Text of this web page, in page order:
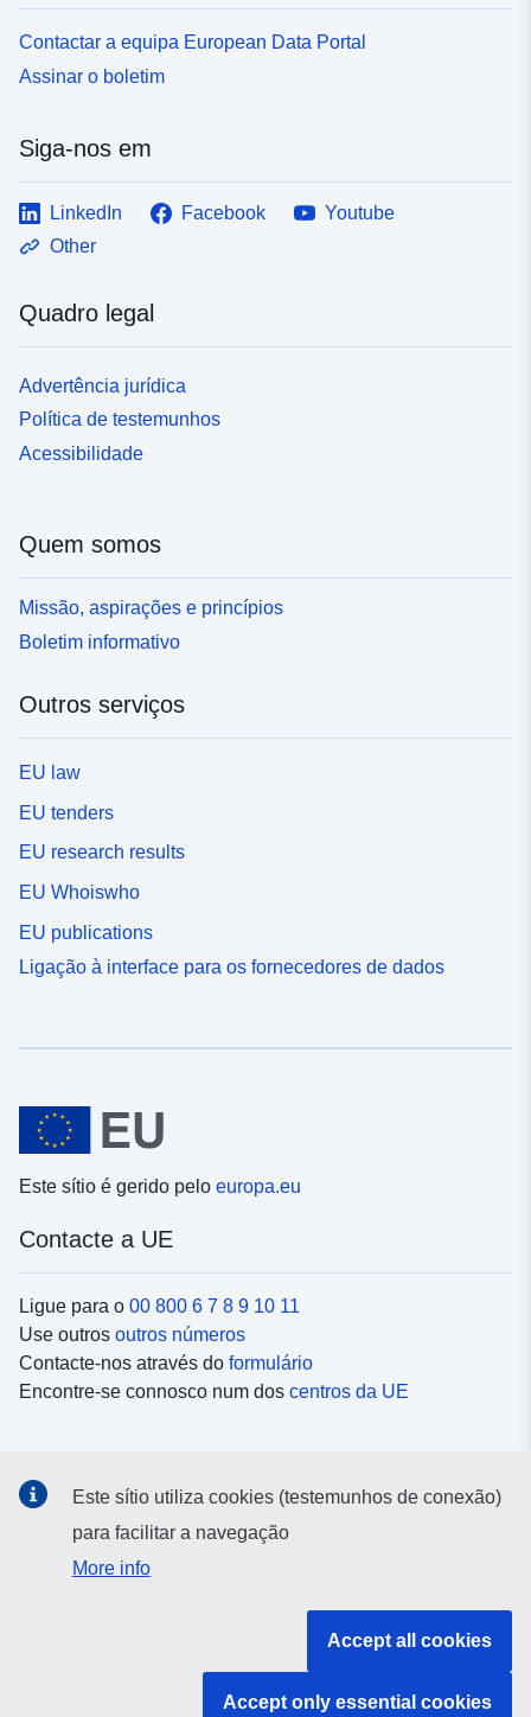
Contactar a equipa European Data Portal
Assinar o boletim
Siga-nos em
LinkedIn Facebook
Youtube
Other
Quadro legal
Advertência jurídica
Política de testemunhos
Acessibilidade
Quem somos
Missão, aspirações e princípios
Boletim informativo
Outros serviços
EU law
EU tenders
EU research results
EU Whoiswho
EU publications
Ligação à interface para os fornecedores de dados
Este sítio é gerido pelo europa.eu
Contacte a UE
Ligue para o 00 800 6 7 8 9 10 11
Use outros outros números
Contacte-nos através do formulário
Encontre-se connosco num dos centros da UE
Procure as contas da UE nasredes sociais
Instituições e organismos da UE
Este sítio utiliza cookies (testemunhos de conexão)
para facilitar a navegação
More info
Accept all cookies
Accept only essential cookies